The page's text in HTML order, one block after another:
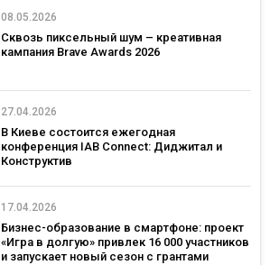
08.05.2026
Сквозь пиксельный шум – креативная
кампания Brave Awards 2026
27.04.2026
В Киеве состоится ежегодная
конференция IAB Connect: Диджитал и
Конструктив
17.04.2026
Бизнес-образование в смартфоне: проект
«Игра в долгую» привлек 16 000 участников
и запускает новый сезон с грантами